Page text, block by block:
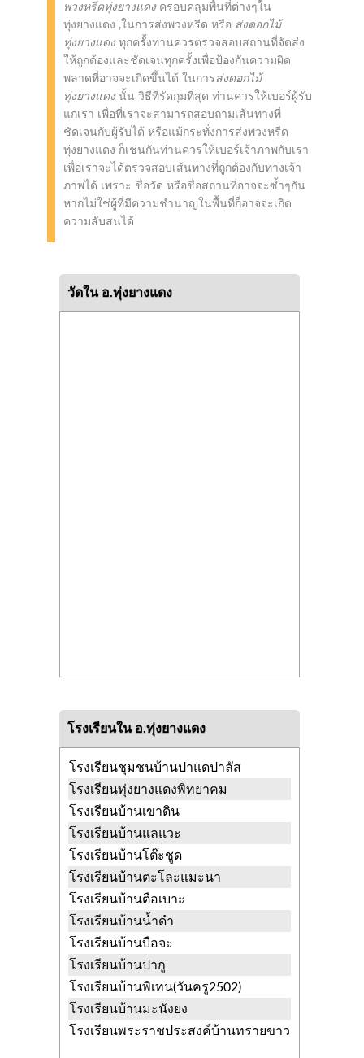
พวงหรีดทุ่งยางแดงครอบคลุมพื้นที่ต่างๆใน
ทุ่งยางแดง ,ในการส่งพวงหรีด หรือ ส่งดอกไม้
ทุ่งยางแดงทุกครั้งท่านควรตรวจสอบสถานที่จัดส่ง
ให้ถูกต้องและชัดเจนทุกครั้งเพื่อป้องกันความผิด
พลาดที่อาจจะเกิดขึ้นได้ ในการส่งดอกไม้
ทุ่งยางแดงนั้น วิธีที่รัดกุมที่สุด ท่านควรให้เบอร์ผู้รับ
แก่เรา เพื่อที่เราจะสามารถสอบถามเส้นทางที่
ชัดเจนกับผู้รับได้ หรือแม้กระทั่งการส่งพวงหรีด
ทุ่งยางแดง ก็เช่นกันท่านควรให้เบอร์เจ้าภาพกับเรา
เพื่อเราจะได้ตรวจสอบเส้นทางที่ถูกต้องกับทางเจ้า
ภาพได้ เพราะ ชื่อวัด หรือชื่อสถานที่อาจจะซ้ำๆกัน
หากไม่ใช่ผู้ที่มีความชำนาญในพื้นที่ก็อาจจะเกิด
ความสับสนได้
วัดใน อ.ทุ่งยางแดง
โรงเรียนใน อ.ทุ่งยางแดง
โรงเรียนชุมชนบ้านปาแดปาลัส
โรงเรียนทุ่งยางแดงพิทยาคม
โรงเรียนบ้านเขาดิน
โรงเรียนบ้านแลแวะ
โรงเรียนบ้านโต๊ะชูด
โรงเรียนบ้านตะโละแมะนา
โรงเรียนบ้านตือเบาะ
โรงเรียนบ้านน้ำดำ
โรงเรียนบ้านบือจะ
โรงเรียนบ้านปากู
โรงเรียนบ้านพิเทน(วันครู2502)
โรงเรียนบ้านมะนังยง
โรงเรียนพระราชประสงค์บ้านทรายขาว